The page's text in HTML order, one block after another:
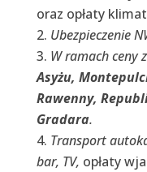
oraz opłaty
Ubezpieczenie
W ramach ceny
Asyżu,
Rawenny,
Gradara.
Transport
bar, TV, opłaty